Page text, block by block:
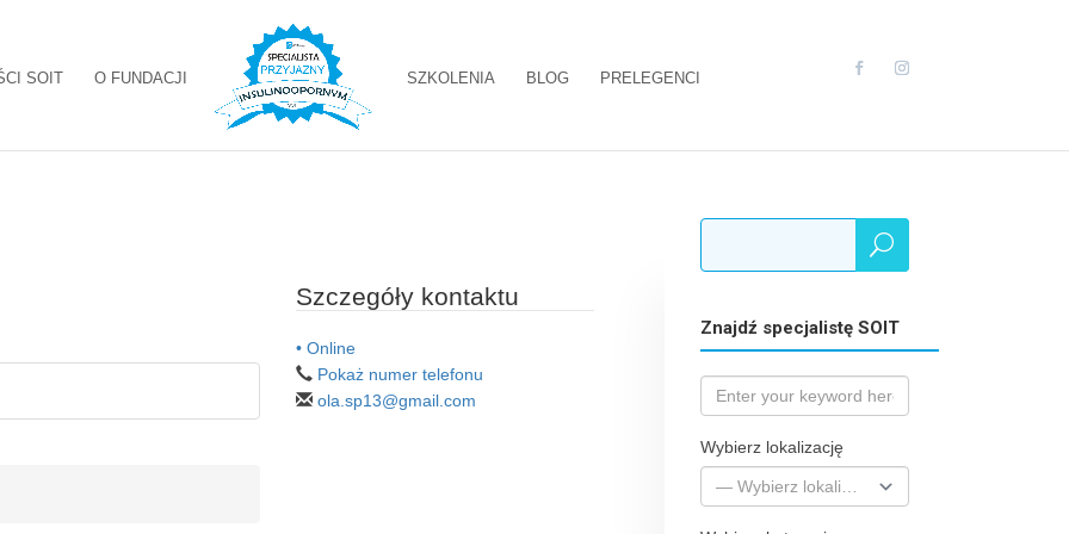
SOIT O FUNDACJI SZKOLENIA BLOG PRELEGENCI
Szczegóły kontaktu
• Online
Pokaż numer telefonu
ola.sp13@gmail.com
Znajdź specjalistę SOIT
Wybierz lokalizację